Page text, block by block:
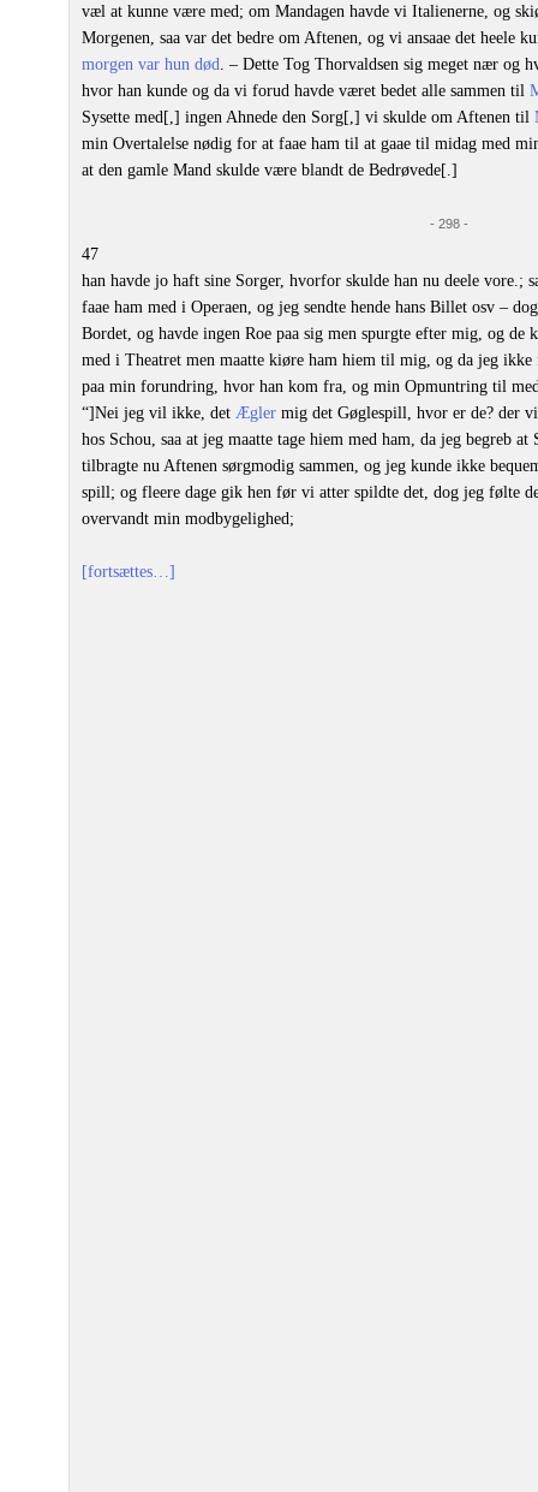
væl at kunne være med; om Mandagen havde vi Italienerne, og
Morgenen, saa var det bedre om Aftenen, og vi ansaae det heele
morgen var hun død. ‒ Dette Tog Thorvaldsen sig meget nær og
hvor han kunde og da vi forud havde været bedet alle sammen til
Sysette med[,] ingen Ahnede den Sorg[,] vi skulde om Aftenen til
min Overtalelse nødig for at faae ham til at gaae til midag med
at den gamle Mand skulde være blandt de Bedrøvede[.]
- 298 -
47
han havde jo haft sine Sorger, hvorfor skulde han nu deele vore.;
faae ham med i Operaen, og jeg sendte hende hans Billet osv ‒
Bordet, og havde ingen Roe paa sig men spurgte efter mig, og de
med i Theatret men maatte kiøre ham hiem til mig, og da jeg ikke
paa min forundring, hvor han kom fra, og min Opmuntring til med
“]Nei jeg vil ikke, det Ægler mig det Gøglespill, hvor er de? der
hos Schou, saa at jeg maatte tage hiem med ham, da jeg begreb
tilbragte nu Aftenen sørgmodig sammen, og jeg kunde ikke
spill; og fleere dage gik hen før vi atter spildte det, dog jeg følte
overvandt min modbygelighed;
[fortsættes…]